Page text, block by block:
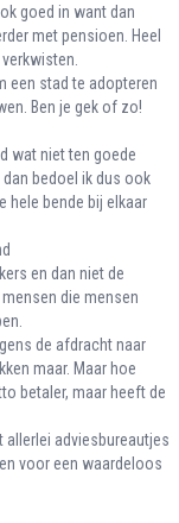
goed in want dan
met pensioen. Heel
een stad te adopteren
Ben je gek of zo!
wat niet ten goede
dan bedoel ik dus ook
hele bende bij elkaar
en dan niet de
die mensen
de afdracht naar
maar. Maar hoe
betaler, maar heeft de
allerlei adviesbureautjes
voor een waardeloos